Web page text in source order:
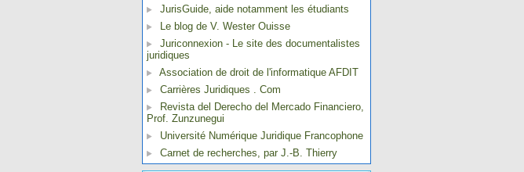
JurisGuide, aide notamment les étudiants
Le blog de V. Wester Ouisse
Juriconnexion - Le site des documentalistes
juridiques
Association de droit de l'informatique AFDIT
Carrières Juridiques . Com
Revista del Derecho del Mercado Financiero,
Prof. Zunzunegui
Université Numérique Juridique Francophone
Carnet de recherches, par J.-B. Thierry